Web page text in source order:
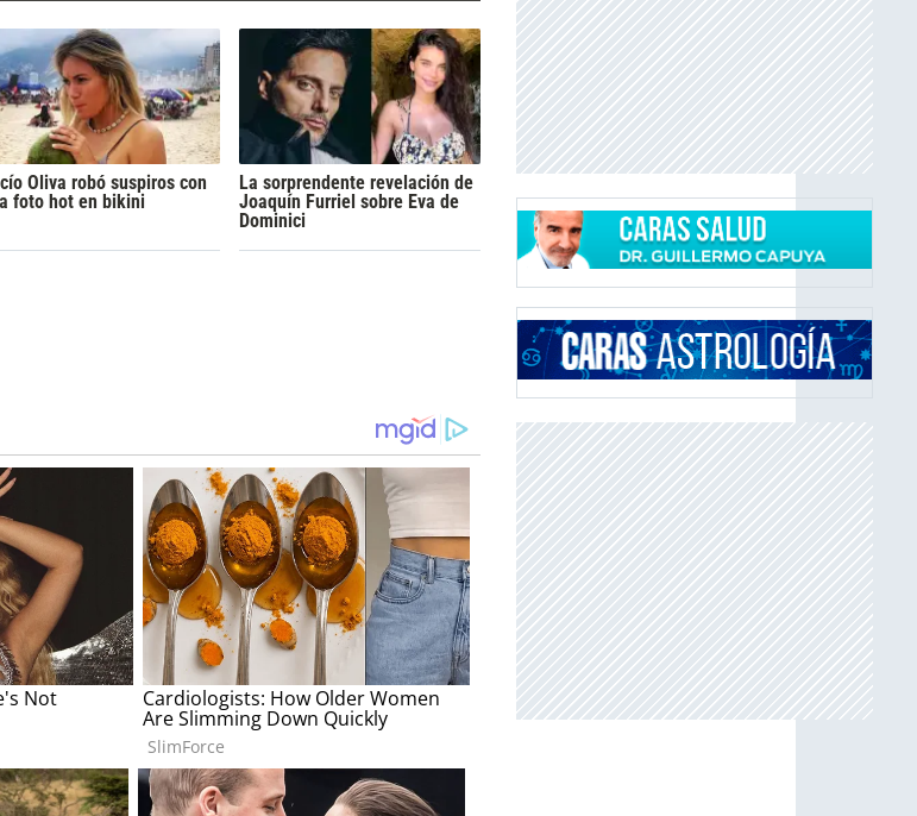
Oliva robó suspiros con
foto hot en bikini
La sorprendente revelación de
Joaquín Furriel sobre Eva de
Dominici